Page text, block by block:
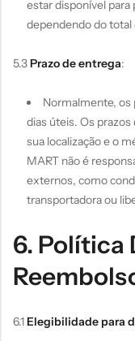
estar disponível
dependendo do total
5.3Prazo de entrega:
Normalmente, os
dias úteis. Os
sua localização e o
MART não é
externos, como
transportadora ou
6. Política
6.1Elegibilidade para